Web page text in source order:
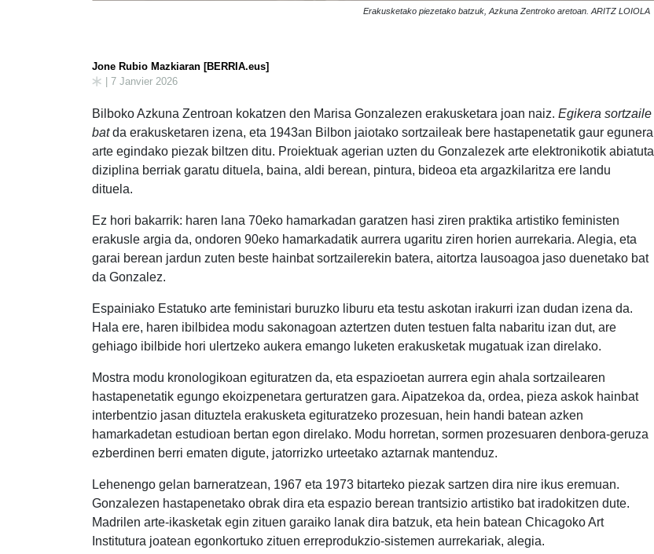
Erakusketako piezetako batzuk, Azkuna Zentroko aretoan. ARITZ LOIOLA
Jone Rubio Mazkiaran [BERRIA.eus]
| 7 Janvier 2026
Bilboko Azkuna Zentroan kokatzen den Marisa Gonzalezen erakusketara joan naiz. Egikera sortzaile
batda erakusketaren izena, eta 1943an Bilbon jaiotako sortzaileak bere hastapenetatik gaur egunera
arte egindako piezak biltzen ditu. Proiektuak agerian uzten du Gonzalezek arte elektronikotik abiatuta
diziplina berriak garatu dituela, baina, aldi berean, pintura, bideoa eta argazkilaritza ere landu
dituela.
Ez hori bakarrik: haren lana 70eko hamarkadan garatzen hasi ziren praktika artistiko feministen
erakusle argia da, ondoren 90eko hamarkadatik aurrera ugaritu ziren horien aurrekaria. Alegia, eta
garai berean jardun zuten beste hainbat sortzailerekin batera, aitortza lausoagoa jaso duenetako bat
da Gonzalez.
Espainiako Estatuko arte feministari buruzko liburu eta testu askotan irakurri izan dudan izena da.
Hala ere, haren ibilbidea modu sakonagoan aztertzen duten testuen falta nabaritu izan dut, are
gehiago ibilbide hori ulertzeko aukera emango luketen erakusketak mugatuak izan direlako.
Mostra modu kronologikoan egituratzen da, eta espazioetan aurrera egin ahala sortzailearen
hastapenetatik egungo ekoizpenetara gerturatzen gara. Aipatzekoa da, ordea, pieza askok hainbat
interbentzio jasan dituztela erakusketa egituratzeko prozesuan, hein handi batean azken
hamarkadetan estudioan bertan egon direlako. Modu horretan, sormen prozesuaren denbora-geruza
ezberdinen berri ematen digute, jatorrizko urteetako aztarnak mantenduz.
Lehenengo gelan barneratzean, 1967 eta 1973 bitarteko piezak sartzen dira nire ikus eremuan.
Gonzalezen hastapenetako obrak dira eta espazio berean trantsizio artistiko bat iradokitzen dute.
Madrilen arte-ikasketak egin zituen garaiko lanak dira batzuk, eta hein batean Chicagoko Art
Institutura joatean egonkortuko zituen erreprodukzio-sistemen aurrekariak, alegia.